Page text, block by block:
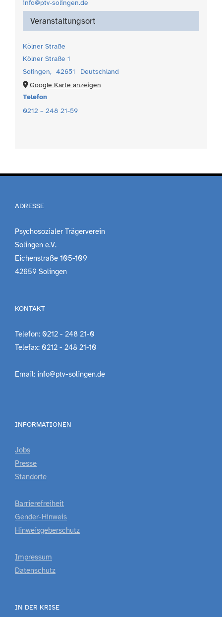
Veranstaltungsort
Kölner Straße
Kölner Straße 1
Solingen, 42651
Deutschland
Google Karte anzeigen
Telefon
0212 – 248 21-59
info@ptv-solingen.de
ADRESSE
Psychosozialer Trägerverein
Solingen e.V.
Eichenstraße 105-109
42659 Solingen
KONTAKT
Telefon: 0212 - 248 21-0
Telefax: 0212 - 248 21-10
Email: info@ptv-solingen.de
INFORMATIONEN
Jobs
Presse
Standorte
Barrierefreiheit
Gender-Hinweis
Hinweisgeberschutz
Impressum
Datenschutz
IN DER KRISE